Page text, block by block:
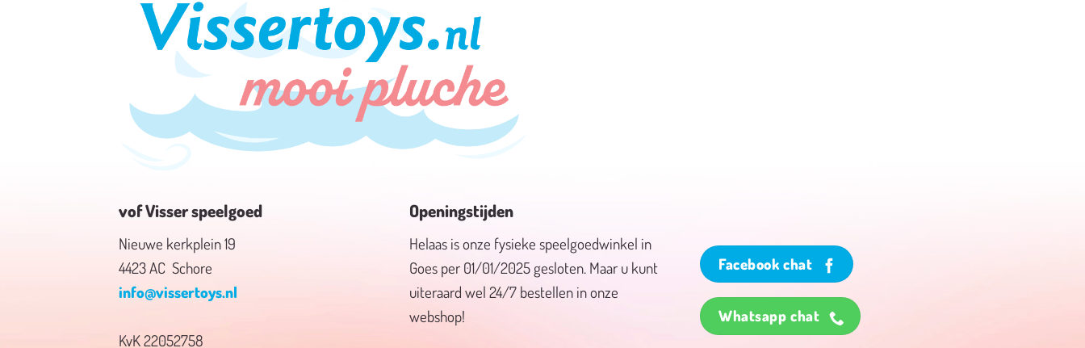
vof Visser speelgoed
Nieuwe kerkplein 19
4423 AC Schore
info@vissertoys.nl
KvK 22052758
Openingstijden
Helaas is onze fysieke speelgoedwinkel in
Goes per 01/01/2025 gesloten. Maar u kunt
uiteraard wel 24/7 bestellen in onze
webshop!
Facebook chat
Whatsapp chat